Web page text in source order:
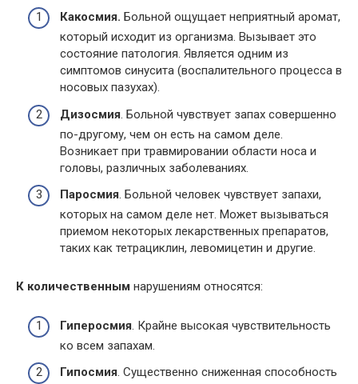
Какосмия. Больной ощущает неприятный аромат,
который исходит из организма. Вызывает это
состояние патология. Является одним из
симптомов синусита (воспалительного процесса в
носовых пазухах).
Дизосмия. Больной чувствует запах совершенно
по-другому, чем он есть на самом деле.
Возникает при травмировании области носа и
головы, различных заболеваниях.
Паросмия. Больной человек чувствует запахи,
которых на самом деле нет. Может вызываться
приемом некоторых лекарственных препаратов,
таких как тетрациклин, левомицетин и другие.
К количественным нарушениям относятся:
Гиперосмия. Крайне высокая чувствительность
ко всем запахам.
Гипосмия. Существенно сниженная способность